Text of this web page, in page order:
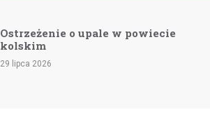
Ostrzeżenie o upale w powiecie
kolskim
29 lipca 2026